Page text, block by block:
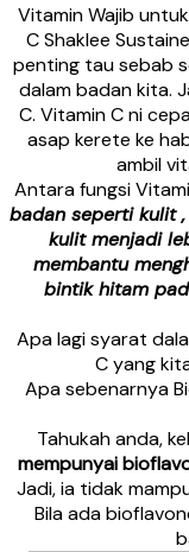
Vitamin Wajib
C Shaklee
penting tau sebab
dalam badan kita.
C. Vitamin C ni
asap kerete ke
ambil
Antara fungsi
badan seperti kulit
kulit menjadi
membantu
bintik hitam
Apa lagi syarat
C yang
Apa sebenarnya
Tahukah anda,
mempunyai
Jadi, ia tidak
Bila ada